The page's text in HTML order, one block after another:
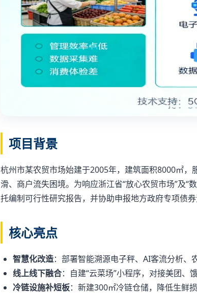
项目背景
杭州市某农贸市场始建于2005年，建筑面积8000㎡
滑、商户流失困境。为响应浙江省“放心农贸市场”及
托编制可行性研究报告，并协助申报地方政府专项债券
核心亮点
智慧化改造：部署智能溯源电子秤、AI客流分析、
线上线下融合：自建“云菜场”小程序，对接美团、
冷链设施补短板：新建300㎡冷链仓储，降低生鲜损